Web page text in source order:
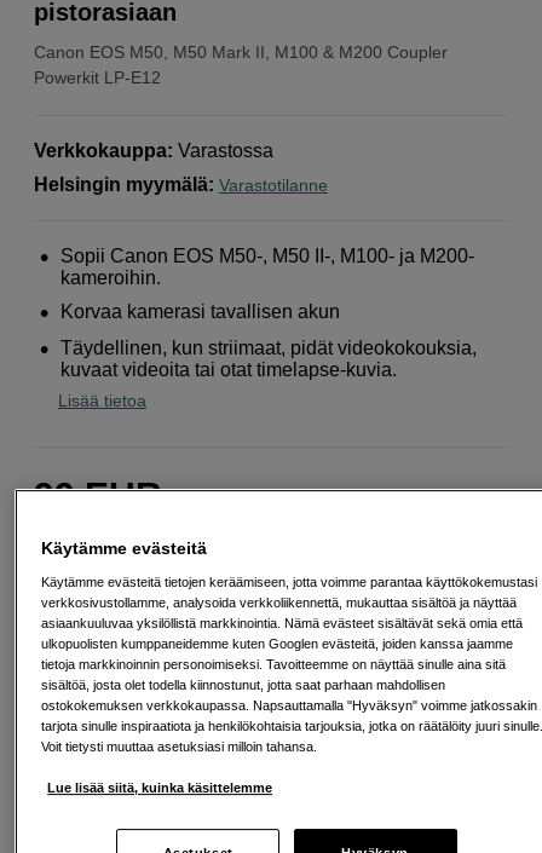
Canon EOS M50, M50 Mark II, M100 & M200 Coupler
Powerkit LP-E12
pistorasiaan
Verkkokauppa: Varastossa
Helsingin myymälä: Varastotilanne
Sopii Canon EOS M50-, M50 II-, M100- ja M200-
kameroihin.
Korvaa kamerasi tavallisen akun
Täydellinen, kun striimaat, pidät videokokouksia,
kuvaat videoita tai otat timelapse-kuvia.
Lisää tietoa
99 EUR
Määrä
Maksa Svea-erämaksulla
Esimerkki: 36 kk, 4 EUR/kk, yhteensä 149 EUR, todellinen vuosikorko
19,07 %
Avausmaksu 5 EUR, laskutusmaksu 0 EUR/kk lisäksi
saada maksuhäiriömerkinnän. Se voi vaikeuttaa asunnon vuokraamista,
Käytämme evästeitä
Käytämme evästeitä tietojen keräämiseen, jotta voimme parantaa käyttökokemustasi
verkkosivustollamme, analysoida verkkoliikennettä, mukauttaa sisältöä ja näyttää
asiaankuuluvaa yksilöllistä markkinointia. Nämä evästeet sisältävät sekä omia että
ulkopuolisten kumppaneidemme kuten Googlen evästeitä, joiden kanssa jaamme
tietoja markkinoinnin personoimiseksi. Tavoitteemme on näyttää sinulle aina sitä
sisältöä, josta olet todella kiinnostunut, jotta saat parhaan mahdollisen
ostokokemuksen verkkokaupassa. Napsauttamalla "Hyväksyn" voimme jatkossakin
tarjota sinulle inspiraatiota ja henkilökohtaisia tarjouksia, jotka on räätälöity juuri
Voit tietysti muuttaa asetuksiasi milloin tahansa.
Lue lisää siitä, kuinka käsittelemme